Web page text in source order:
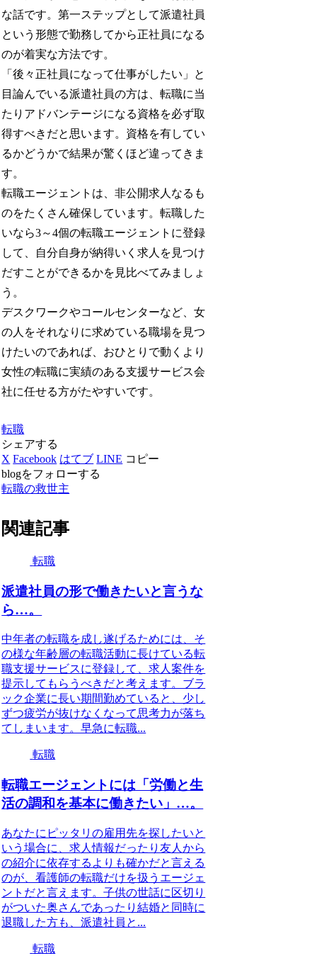
な話です。第一ステップとして派遣社員
という形態で勤務してから正社員になる
のが着実な方法です。
「後々正社員になって仕事がしたい」と
目論んでいる派遣社員の方は、転職に当
たりアドバンテージになる資格を必ず取
得すべきだと思います。資格を有してい
るかどうかで結果が驚くほど違ってきま
す。
転職エージェントは、非公開求人なるも
のをたくさん確保しています。転職した
いなら3～4個の転職エージェントに登録
して、自分自身が納得いく求人を見つけ
だすことができるかを見比べてみましょ
う。
デスクワークやコールセンターなど、女
の人をそれなりに求めている職場を見つ
けたいのであれば、おひとりで動くより
女性の転職に実績のある支援サービス会
社に任せる方がたやすいです。
転職
シェアする
X Facebook はてブ LINE コピー
blogをフォローする
転職の救世主
関連記事
転職
派遣社員の形で働きたいと言うな
ら…。
中年者の転職を成し遂げるためには、そ
の様な年齢層の転職活動に長けている転
職支援サービスに登録して、求人案件を
提示してもらうべきだと考えます。ブラ
ック企業に長い期間勤めていると、少し
ずつ疲労が抜けなくなって思考力が落ち
てしまいます。早急に転職...
転職
転職エージェントには「労働と生
活の調和を基本に働きたい」…。
あなたにピッタリの雇用先を探したいと
いう場合に、求人情報だったり友人から
の紹介に依存するよりも確かだと言える
のが、看護師の転職だけを扱うエージェ
ントだと言えます。子供の世話に区切り
がついた奥さんであったり結婚と同時に
退職した方も、派遣社員と...
転職